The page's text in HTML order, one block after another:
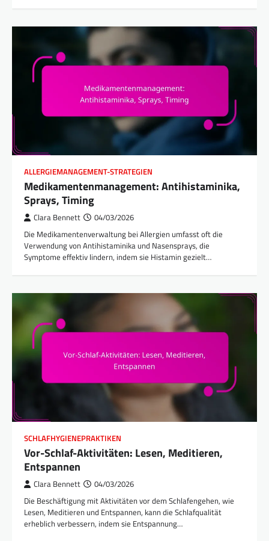
ALLERGIEMANAGEMENT-STRATEGIEN
Medikamentenmanagement: Antihistaminika,
Sprays, Timing
Clara Bennett 04/03/2026
Die Medikamentenverwaltung bei Allergien umfasst oft die
Verwendung von Antihistaminika und Nasensprays, die
Symptome effektiv lindern, indem sie Histamin gezielt…
SCHLAFHYGIENEPRAKTIKEN
Vor-Schlaf-Aktivitäten: Lesen, Meditieren,
Entspannen
Clara Bennett 04/03/2026
Die Beschäftigung mit Aktivitäten vor dem Schlafengehen, wie
Lesen, Meditieren und Entspannen, kann die Schlafqualität
erheblich verbessern, indem sie Entspannung…